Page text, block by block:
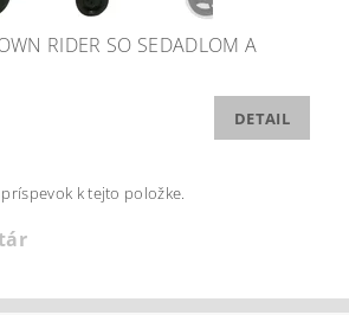
RIDER SO SEDADLOM A
DETAIL
k tejto položke.